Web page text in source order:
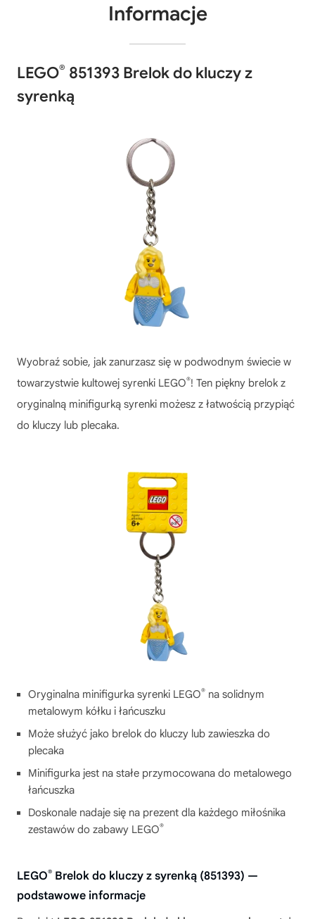
Informacje
LEGO® 851393 Brelok do kluczy z
syrenką
Wyobraź sobie, jak zanurzasz się w podwodnym świecie w
towarzystwie kultowej syrenki LEGO®! Ten piękny brelok z
oryginalną minifigurką syrenki możesz z łatwością przypiąć
do kluczy lub plecaka.
Oryginalna minifigurka syrenki LEGO® na solidnym
metalowym kółku i łańcuszku
Może służyć jako brelok do kluczy lub zawieszka do
plecaka
Minifigurka jest na stałe przymocowana do metalowego
łańcuszka
Doskonale nadaje się na prezent dla każdego miłośnika
zestawów do zabawy LEGO®
LEGO® Brelok do kluczy z syrenką (851393) —
podstawowe informacje